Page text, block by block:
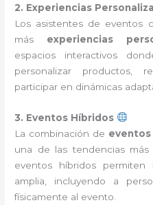
2. Experiencias
Los asistentes de eventos
más experiencias
espacios interactivos
personalizar productos,
participar en dinámicas
3. Eventos Híbridos
La combinación de
una de las tendencias
eventos híbridos
amplia, incluyendo a
físicamente al evento.